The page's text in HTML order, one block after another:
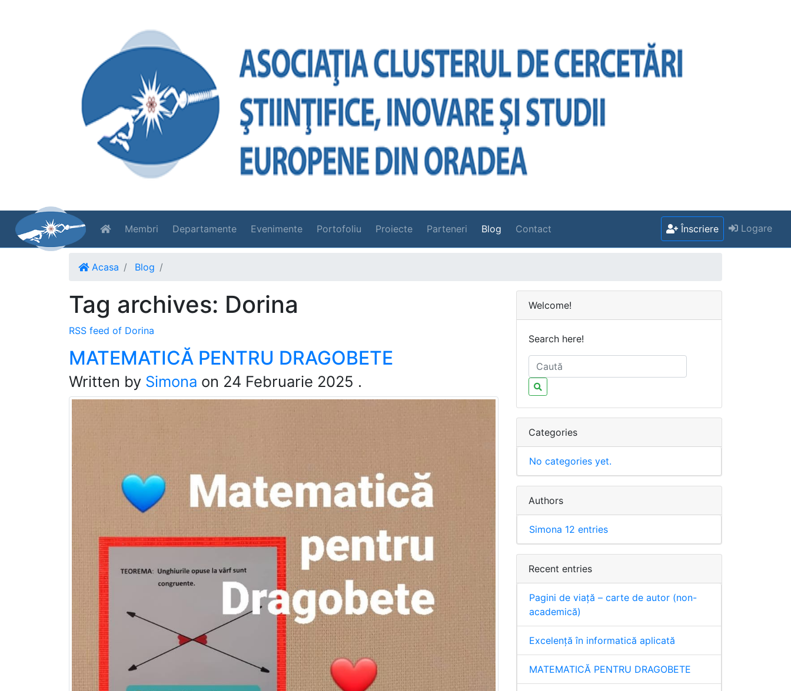
Membri Departamente Evenimente Portofoliu Proiecte Parteneri Blog Contact Înscriere Logare
Acasa Blog
Tag archives: Dorina
RSS feed of Dorina
MATEMATICĂ PENTRU DRAGOBETE
Written by Simona on 24 Februarie 2025 .
Welcome!
Search here!
Categories
No categories yet.
Authors
Simona 12 entries
Recent entries
Pagini de viață – carte de autor (non-
academică)
Excelență în informatică aplicată
MATEMATICĂ PENTRU DRAGOBETE